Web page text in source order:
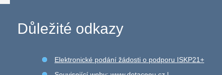
Důležité odkazy
Elektronické podání žádosti o podporu ISKP21+